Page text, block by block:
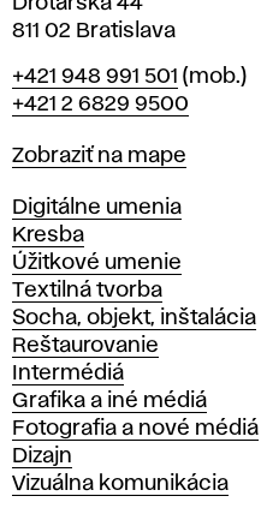
811 02 Bratislava
Telefón
+421 948 991 501 (mob.)
+421 2 6829 9500
Mapa
Zobraziť na mape
Katedry
Digitálne umenia
Kresba
Úžitkové umenie
Textilná tvorba
Socha, objekt, inštalácia
Reštaurovanie
Intermédiá
Grafika a iné médiá
Fotografia a nové médiá
Dizajn
Vizuálna komunikácia